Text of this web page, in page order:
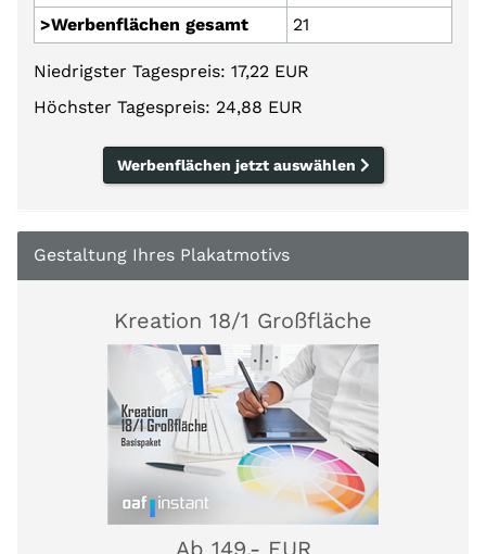
>Werbenflächen gesamt
21
Niedrigster Tagespreis: 17,22 EUR
Höchster Tagespreis: 24,88 EUR
Werbenflächen jetzt auswählen
Gestaltung Ihres Plakatmotivs
Kreation 18/1 Großfläche
Ab 149.- EUR